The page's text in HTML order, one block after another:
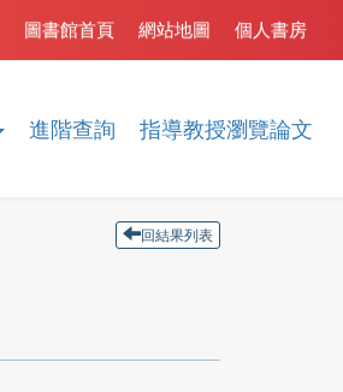
進階查詢 指導教授瀏覽論文
個人書房
網站地圖
圖書館首頁
回結果列表